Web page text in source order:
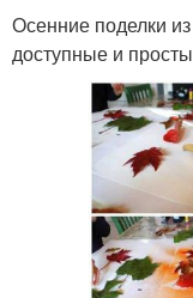
Осенние поделки
доступные и